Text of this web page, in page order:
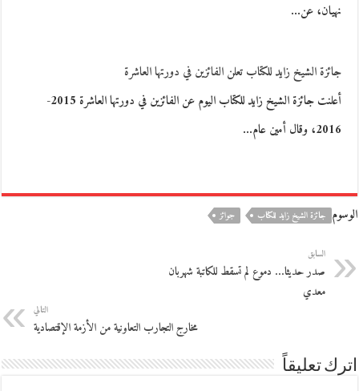
نهيان، عن…
جائزة الشيخ زايد للكتاب تعلن الفائزين في دورتها العاشرة
أعلنت جائزة الشيخ زايد للكتاب اليوم عن الفائزين في دورتها العاشرة 2015-
2016، وقال أمين عام…
الوسوم جائزة الشيخ زايد للكتاب جوائز
السابق
صدر حديثا… دموع لم تسقط للكاتبة شهربان
معدي
التالي
مخارج التجارب التعاونية من الأزمة الإقتصادية
اترك تعليقاً